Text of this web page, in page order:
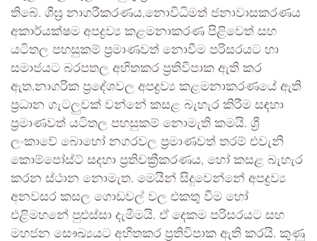
තිබේ. ශීඝ්‍ර නාගරීකරණය,නොවිධිමත් ජනාවාසකරණය
අකාර්යක්ෂම අපද්‍රව්‍ය කළමනාකරණ පිළිවෙත් සහ
යටිතල පහසුකම් ප්‍රමාණවත් නොවීම පරිසරයට හා
සමාජයට බරපතල අහිතකර ප්‍රතිවිපාක ඇති කර
ඇත.නාගරික ප්‍රදේශවල අපද්‍රව්‍ය කළමනාකරණයේ ඇති
ප්‍රධාන ගැටලුවක් වන්නේ කසළ බැහැර කිරීම සඳහා
ප්‍රමාණවත් යටිතල පහසුකම් නොමැති කමයි. ශ්‍රී
ලංකාවේ බොහෝ නගරවල ප්‍රමාණවත් තරම් එවැනි
කොම්පෝස්ට් සදහා ප්‍රතිචක්‍රීකරණය, හෝ කසළ බැහැර
කරන ස්ථාන නොමැත. මෙයින් සිදුවෙන්නේ අපද්‍රව්‍ය
අනවසර කසල ගොඩවල් වල එකතු වීම හෝ
එළිමහනේ පුළුස්සා දැමීමයි. ඒ දෙකම පරිසරයට සහ
මහජන සෞඛ්‍යයට අහිතකර ප්‍රතිවිපාක ඇති කරයි. කුණු